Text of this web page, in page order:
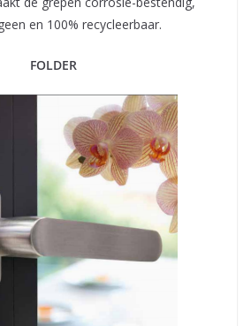
en 100% recycleerbaar.
FOLDER